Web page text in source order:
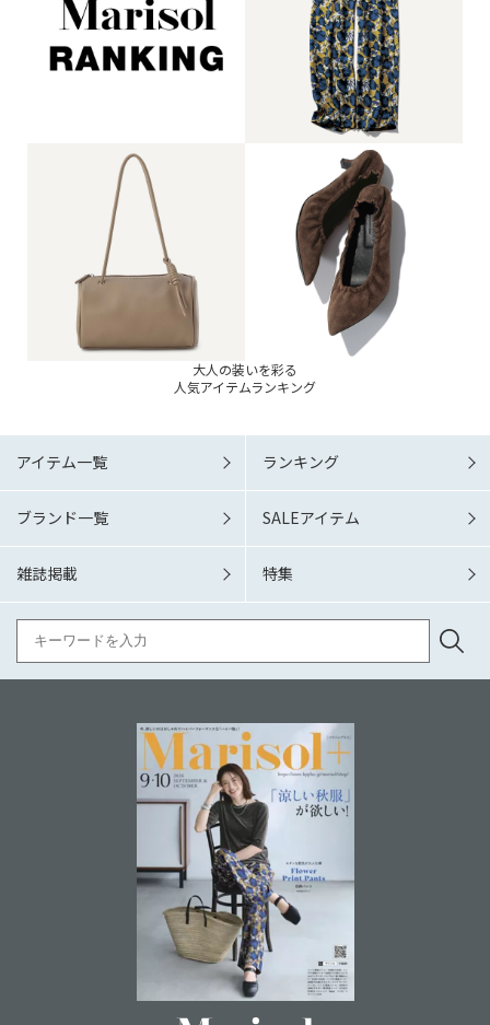
大人の装いを彩る
人気アイテムランキング
アイテム一覧 ランキング
ブランド一覧 SALEアイテム
雑誌掲載 特集